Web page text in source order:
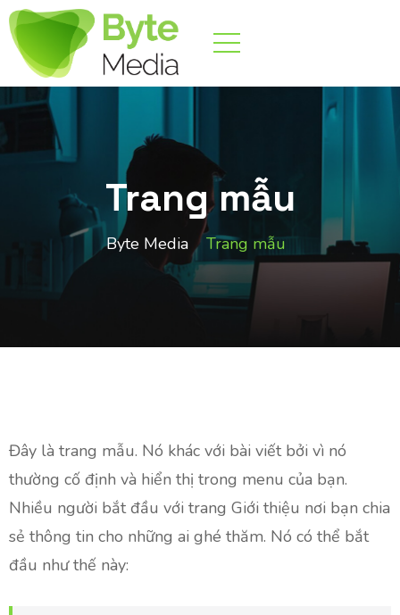
Trang mẫu
Byte Media Trang mẫu
Đây là trang mẫu. Nó khác với bài viết bởi vì nó
thường cố định và hiển thị trong menu của bạn.
Nhiều người bắt đầu với trang Giới thiệu nơi bạn chia
sẻ thông tin cho những ai ghé thăm. Nó có thể bắt
đầu như thế này: